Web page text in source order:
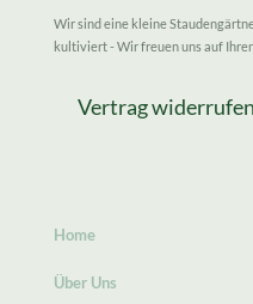
Wir sind eine kleine
kultiviert - Wir freuen uns auf
Vertrag widerrufen
Home
Über Uns